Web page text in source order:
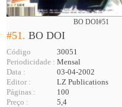
BO DOI#51
#51.BO DOI
Código
30051
Periodicidade : Mensal
Data :
03-04-2002
Editor :
LZ Publications
Páginas :
100
Preço :
5,4